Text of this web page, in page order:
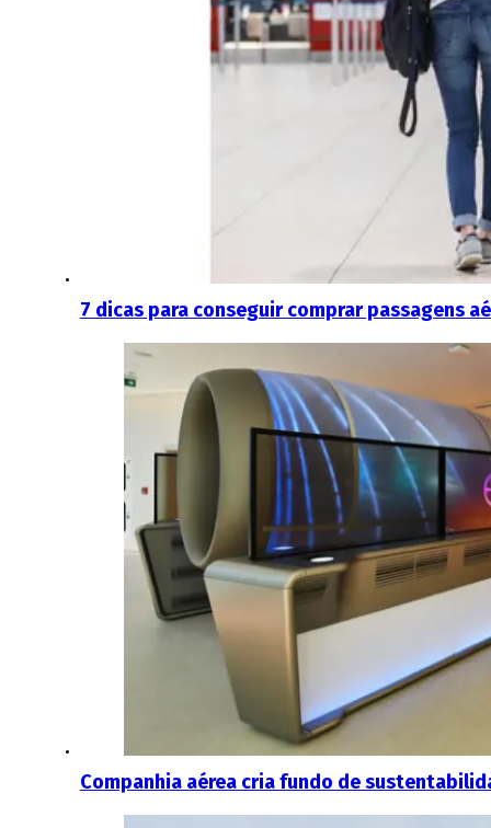
7 dicas para conseguir comprar passagens
Companhia aérea cria fundo de